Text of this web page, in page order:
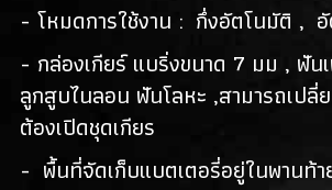
- โหมดการใช้งาน : กึ่งอัตโนมัติ ,
- กล่องเกียร์ แบริ่งขนาด 7 มม , ฟัน
ลูกสูบไนลอน ฟันโลหะ ,สามารถเปลี่
ต้องเปิดชุดเกียร
- พื้นที่จัดเก็บแบตเตอรี่อยู่ในพานท้า